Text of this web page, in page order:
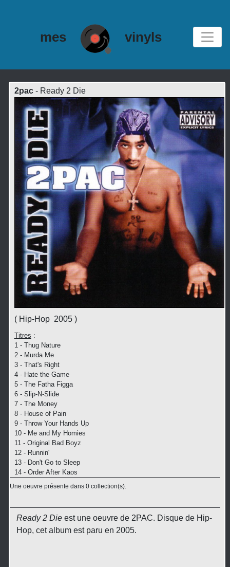
mes vinyls
2pac- Ready 2 Die
( Hip-Hop 2005 )
Titres :
1 - Thug Nature
2 - Murda Me
3 - That's Right
4 - Hate the Game
5 - The Fatha Figga
6 - Slip-N-Slide
7 - The Money
8 - House of Pain
9 - Throw Your Hands Up
10 - Me and My Homies
11 - Original Bad Boyz
12 - Runnin'
13 - Don't Go to Sleep
14 - Order After Kaos
Une oeuvre présente dans 0 collection(s).
Ready 2 Dieest une oeuvre de 2PAC. Disque de Hip-
Hop, cet album est paru en 2005.